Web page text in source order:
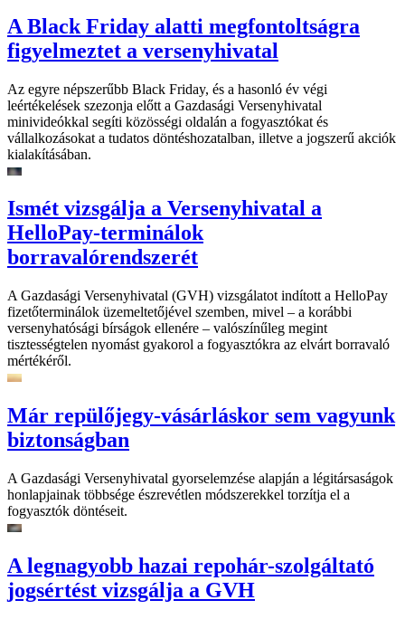
A Black Friday alatti megfontoltságra
figyelmeztet a versenyhivatal
Az egyre népszerűbb Black Friday, és a hasonló év végi
leértékelések szezonja előtt a Gazdasági Versenyhivatal
minivideókkal segíti közösségi oldalán a fogyasztókat és
vállalkozásokat a tudatos döntéshozatalban, illetve a jogszerű akciók
kialakításában.
Ismét vizsgálja a Versenyhivatal a
HelloPay-terminálok
borravalórendszerét
A Gazdasági Versenyhivatal (GVH) vizsgálatot indított a HelloPay
fizetőterminálok üzemeltetőjével szemben, mivel – a korábbi
versenyhatósági bírságok ellenére – valószínűleg megint
tisztességtelen nyomást gyakorol a fogyasztókra az elvárt borravaló
mértékéről.
Már repülőjegy-vásárláskor sem vagyunk
biztonságban
A Gazdasági Versenyhivatal gyorselemzése alapján a légitársaságok
honlapjainak többsége észrevétlen módszerekkel torzítja el a
fogyasztók döntéseit.
A legnagyobb hazai repohár-szolgáltató
jogsértést vizsgálja a GVH